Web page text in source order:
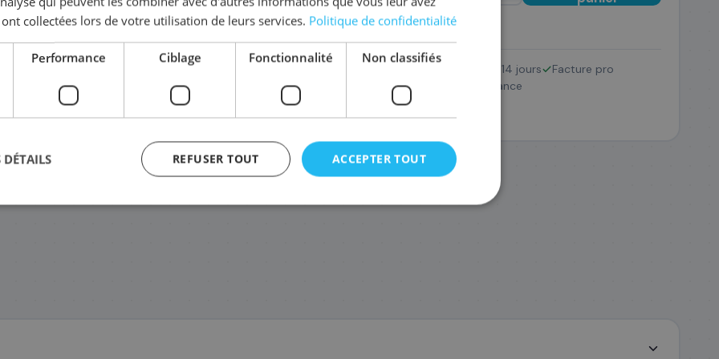
2700M Retour 14 jours
Facture pro
SAV France
collectées lors de votre utilisation de leurs services. Politique de confidentialité
Performance Ciblage Fonctionnalité Non classifiés
ACCEPTER TOUT
REFUSER TOUT
DÉTAILS